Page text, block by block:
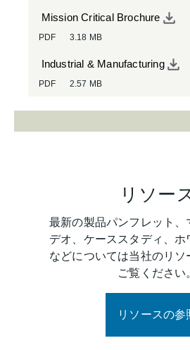
Mission Critical Brochure
PDF 3.18 MB
Industrial & Manufacturing
PDF 2.57 MB
リソー
最新の製品パンフレット、
デオ、ケーススタディ、ホ
などについては当社のリソ
ご覧ください
リソースの参